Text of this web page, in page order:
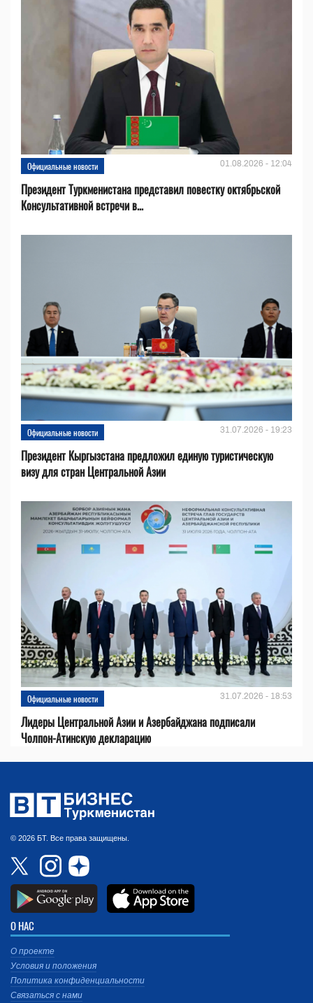
Официальные новости 01.08.2026 - 12:04
Президент Туркменистана представил повестку октябрьской
Консультативной встречи в...
Официальные новости 31.07.2026 - 19:23
Президент Кыргызстана предложил единую туристическую
визу для стран Центральной Азии
Официальные новости 31.07.2026 - 18:53
Лидеры Центральной Азии и Азербайджана подписали
Чолпон-Атинскую декларацию
© 2026 БТ. Все права защищены.
О НАС
О проекте
Условия и положения
Политика конфиденциальности
Связаться с нами